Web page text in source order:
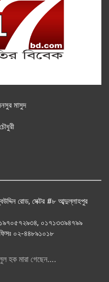
মাসুদ
রোড, সেক্টর #৮ আব্দুল্লাহপুর
০১৭১৩৩৯৪৭৯৯
০২-৪৪৮৯১০১৮
হক মারা গেছেন….